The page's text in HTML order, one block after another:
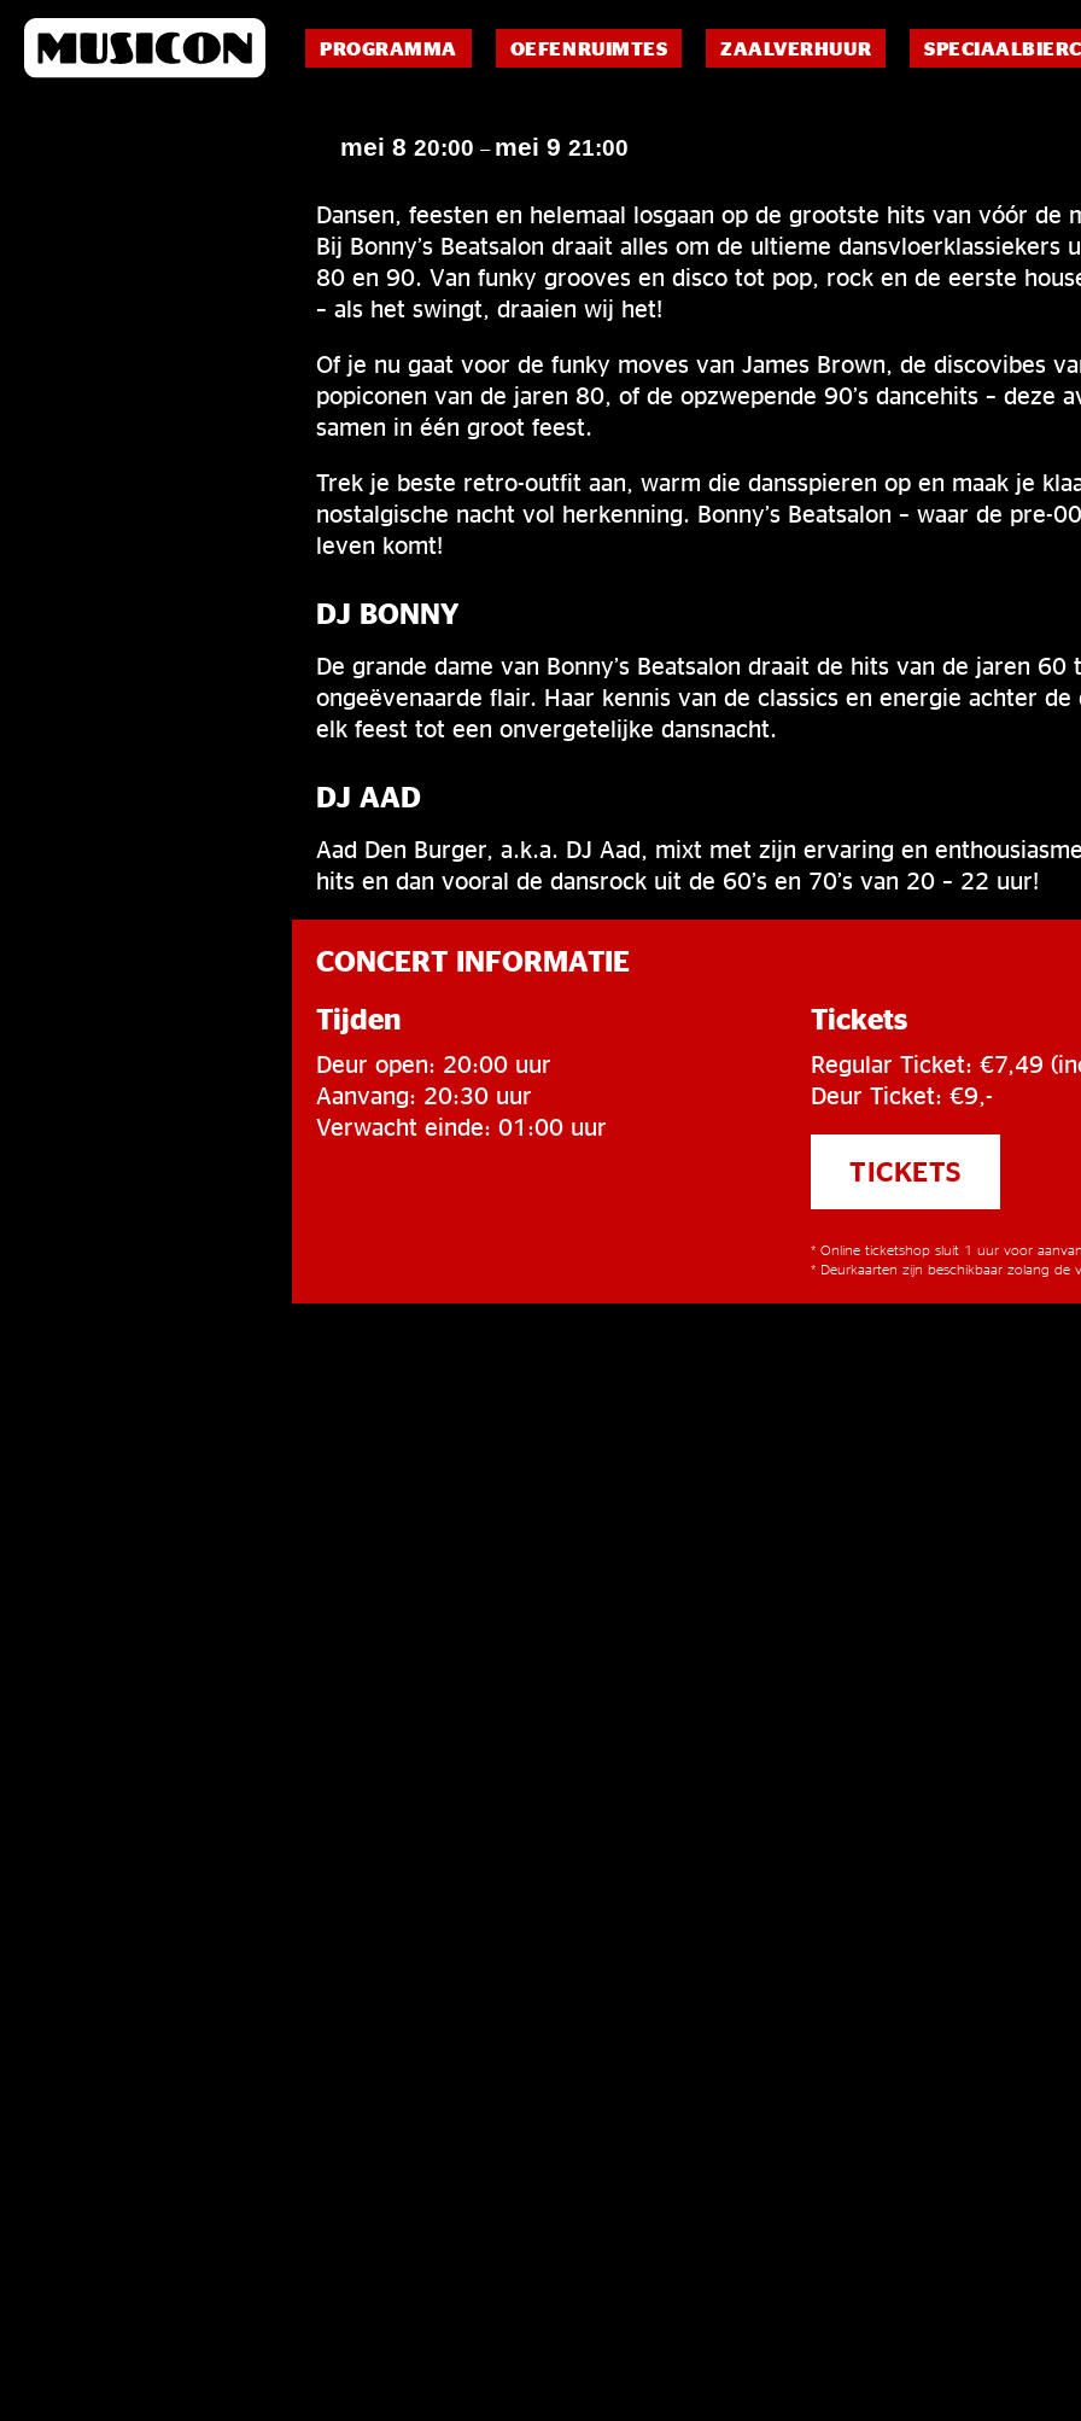
PROGRAMMA OEFENRUIMTES ZAALVERHUUR
mei 8 20:00 – mei 9 21:00
Dansen, feesten en helemaal losgaan op de grootste hits van vóór de
Bij Bonny’s Beatsalon draait alles om de ultieme dansvloerklassiekers
80 en 90. Van funky grooves en disco tot pop, rock en de eerste
– als het swingt, draaien wij het!
Of je nu gaat voor de funky moves van James Brown, de discovibes
popiconen van de jaren 80, of de opzwepende 90’s dancehits – deze
samen in één groot feest.
Trek je beste retro-outfit aan, warm die dansspieren op en maak je
nostalgische nacht vol herkenning. Bonny’s Beatsalon – waar de pre-
leven komt!
DJ BONNY
De grande dame van Bonny’s Beatsalon draait de hits van de jaren
ongeëvenaarde flair. Haar kennis van de classics en energie achter de
elk feest tot een onvergetelijke dansnacht.
DJ AAD
Aad Den Burger, a.k.a. DJ Aad, mixt met zijn ervaring en
hits en dan vooral de dansrock uit de 60’s en 70’s van 20 – 22 uur!
CONCERT INFORMATIE
Tijden
Deur open: 20:00 uur
Aanvang: 20:30 uur
Verwacht einde: 01:00 uur
Tickets
Regular Ticket: €7,49
Deur Ticket: €9,-
TICKETS
* Online ticketshop sluit 1 uur voor
* Deurkaarten zijn beschikbaar zolang de